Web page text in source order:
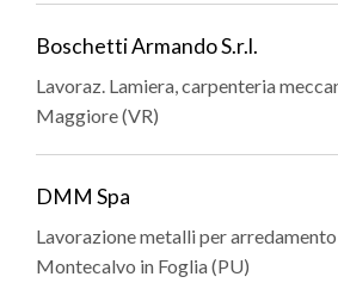
Boschetti Armando S.r.l.
Lavoraz. Lamiera, carpenteria
Maggiore (VR)
DMM Spa
Lavorazione metalli per
Montecalvo in Foglia (PU)